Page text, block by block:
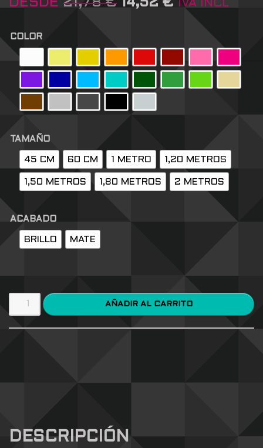
DESDE 21,78€ 14,52 € IVA INCL
COLOR
TAMAÑO
45 CM 60 CM 1 METRO 1,20 METROS
1,50 METROS 1,80 METROS 2 METROS
ACABADO
BRILLO MATE
AÑADIR AL CARRITO
DESCRIPCIÓN